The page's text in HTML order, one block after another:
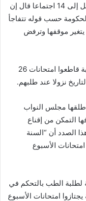
وعقدت معهم منذ شهر فبراير 2024 ما يصل إلى 14 اجتماعا قال إن
حسب قوله تتفاجأ
يتغير موقفها وترفض
وأضاف ميراوي أنه رغم التوافق، فإن الطلبة قاطعوا امتحانات 26
مجلس النواب
التمكن من إقناع
الصدد أن “السنة
الأسبوع
لطلبة الطب بالتحكم في
امتحانات الأسبوع